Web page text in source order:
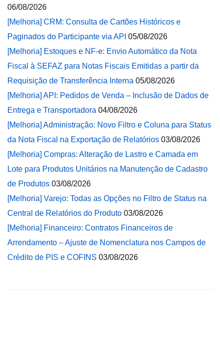
06/08/2026
[Melhoria] CRM: Consulta de Cartões Históricos e
Paginados do Participante via API 05/08/2026
[Melhoria] Estoques e NF-e: Envio Automático da Nota
Fiscal à SEFAZ para Notas Fiscais Emitidas a partir da
Requisição de Transferência Interna 05/08/2026
[Melhoria] API: Pedidos de Venda – Inclusão de Dados de
Entrega e Transportadora 04/08/2026
[Melhoria] Administração: Novo Filtro e Coluna para Status
da Nota Fiscal na Exportação de Relatórios 03/08/2026
[Melhoria] Compras: Alteração de Lastro e Camada em
Lote para Produtos Unitários na Manutenção de Cadastro
de Produtos 03/08/2026
[Melhoria] Varejo: Todas as Opções no Filtro de Status na
Central de Relatórios do Produto 03/08/2026
[Melhoria] Financeiro: Contratos Financeiros de
Arrendamento – Ajuste de Nomenclatura nos Campos de
Crédito de PIS e COFINS 03/08/2026